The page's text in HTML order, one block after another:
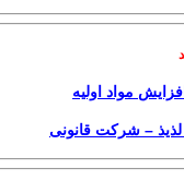
مواد اولیه
– شرکت قانونی